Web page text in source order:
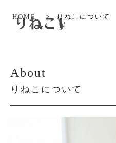
りねこ|猫
HOME > りねこについて
About
りねこについて